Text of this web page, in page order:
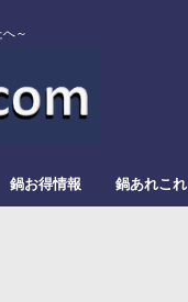
～
鍋お得情報 鍋あれこれ